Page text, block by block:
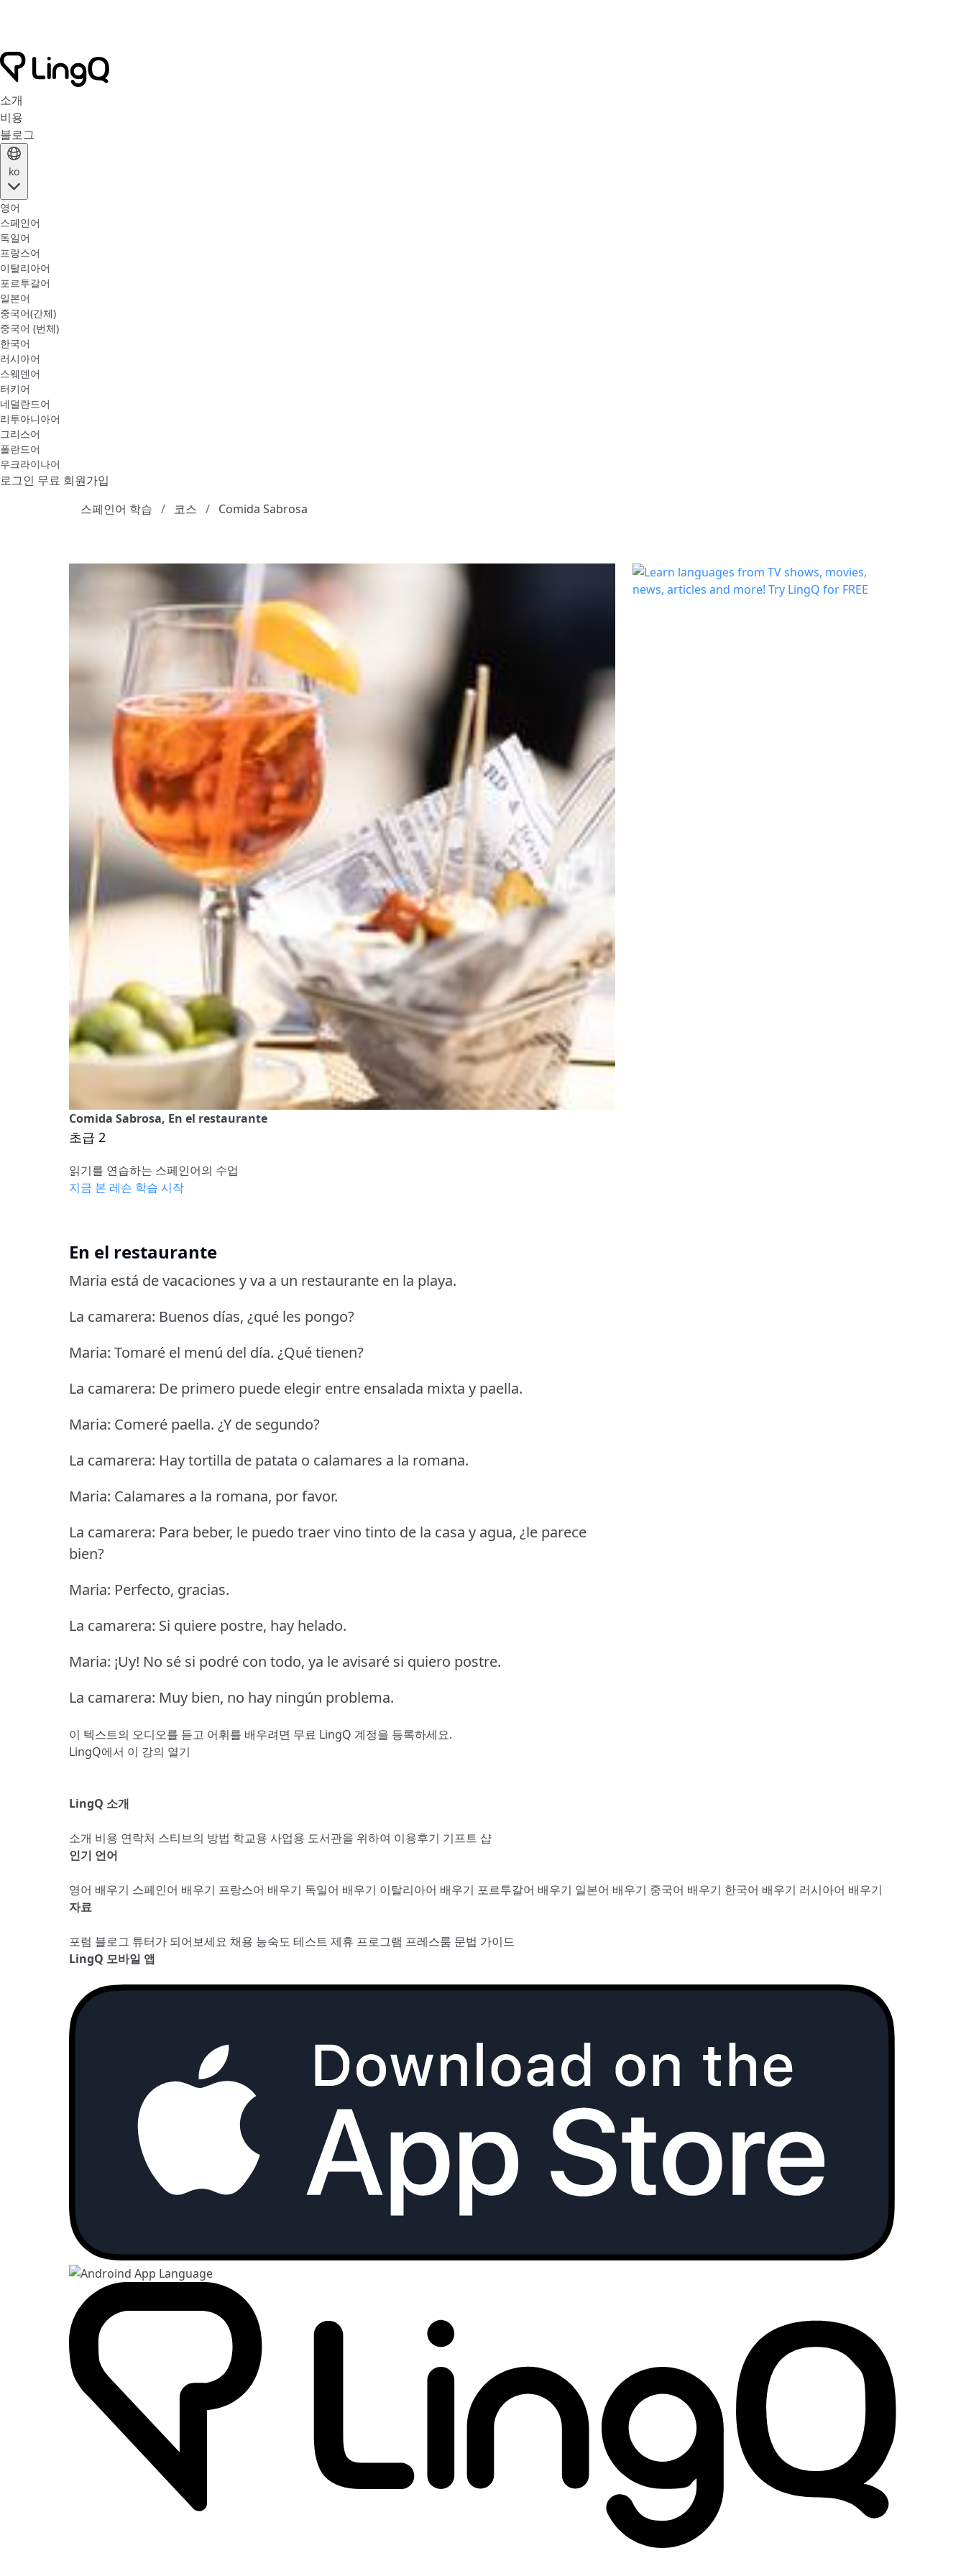
소개
비용
블로그
ko
영어
스페인어
독일어
프랑스어
이탈리아어
포르투갈어
일본어
중국어(간체)
중국어 (번체)
한국어
러시아어
스웨덴어
터키어
네덜란드어
리투아니아어
그리스어
폴란드어
우크라이나어
로그인 무료 회원가입
스페인어 학습
코스 Comida Sabrosa
Comida Sabrosa, En el restaurante
초급 2
읽기를 연습하는 스페인어의 수업
지금 본 레슨 학습 시작
En el restaurante
Maria está de vacaciones y va a un restaurante en la playa.
La camarera: Buenos días, ¿qué les pongo?
Maria: Tomaré el menú del día. ¿Qué tienen?
La camarera: De primero puede elegir entre ensalada mixta y paella.
Maria: Comeré paella. ¿Y de segundo?
La camarera: Hay tortilla de patata o calamares a la romana.
Maria: Calamares a la romana, por favor.
La camarera: Para beber, le puedo traer vino tinto de la casa y agua, ¿le parece
bien?
Maria: Perfecto, gracias.
La camarera: Si quiere postre, hay helado.
Maria: ¡Uy! No sé si podré con todo, ya le avisaré si quiero postre.
La camarera: Muy bien, no hay ningún problema.
이 텍스트의 오디오를 듣고 어휘를 배우려면 무료 LingQ 계정을 등록하세요.
LingQ에서 이 강의 열기
LingQ 소개
소개 비용 연락처 스티브의 방법 학교용 사업용 도서관을 위하여 이용후기 기프트 샵
인기 언어
영어 배우기 스페인어 배우기 프랑스어 배우기 독일어 배우기 이탈리아어 배우기 포르투갈어 배우기 일본어 배우기 중국어 배우기 한국어 배우기 러시아어 배우기
자료
포럼 블로그 튜터가 되어보세요 채용 능숙도 테스트 제휴 프로그램 프레스룸 문법 가이드
LingQ 모바일 앱